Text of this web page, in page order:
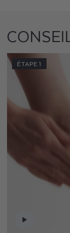
ÉTAPE 1